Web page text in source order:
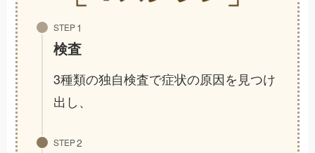
STEP
検査
3種類の独自検査で症状の原因を見つけ
出し、
STEP